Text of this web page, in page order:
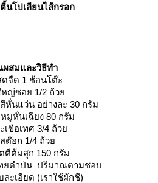
นโปเลียนไส้กรอก
ผสมและวิธีทำ
ดจืด 1 ช้อนโต๊ะ
หญ่ซอย 1/2 ถ้ว
หั่นแว่น อย่างละ 30 กรัม
มูหั่นเฉียง 80 กรัม
เขือเทศ 3/4 ถ้ว
ต๊อก 1/4 ถ้ว
ตีต้มสุก 150 กรัม
ยดำป่น ปริมาณตามชอบ
ะเอียด (เราใช้ผักชี)